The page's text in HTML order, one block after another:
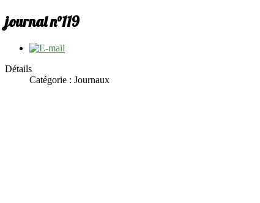
journal n°119
Détails
Catégorie : Journaux